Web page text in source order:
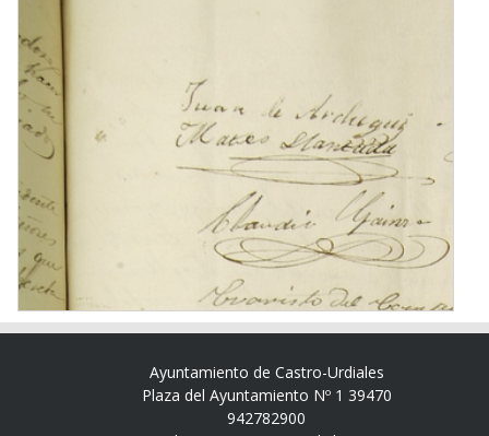
Ayuntamiento de Castro-Urdiales
Plaza del Ayuntamiento Nº 1 39470
942782900